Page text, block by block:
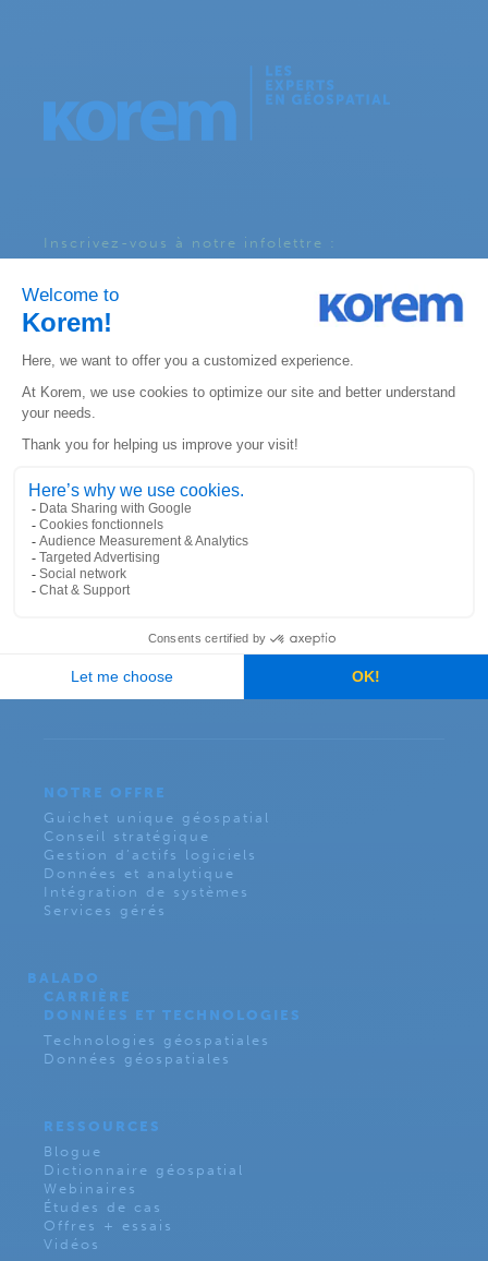
Inscrivez-vous à notre infolettre :
KOREM CANADA
330, St-Vallier Est
Suite 240, Québec, QC
KOREM USA
6312 S. Fiddler’s Green Circle
Suite 300E, Greenwood Village
Colorado 80111
NOTRE OFFRE
Guichet unique géospatial
Conseil stratégique
Gestion d’actifs logiciels
Données et analytique
Intégration de systèmes
Services gérés
BALADO
CARRIÈRE
DONNÉES ET TECHNOLOGIES
Technologies géospatiales
Données géospatiales
RESSOURCES
Blogue
Dictionnaire géospatial
Webinaires
Études de cas
Offres + essais
Vidéos